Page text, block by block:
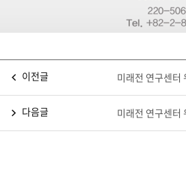
이전글 미래전 연구센터
다음글 미래전 연구센터